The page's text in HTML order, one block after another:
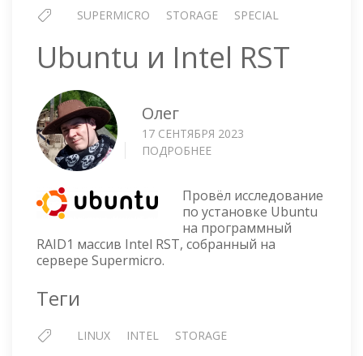
SUPERMICRO STORAGE SPECIAL
Ubuntu и Intel RST
Олег
17 СЕНТЯБРЯ 2023
ПОДРОБНЕЕ
INTEL
RST
Провёл исследование
по установке Ubuntu
на программный
RAID1 массив Intel RST, собранный на
сервере Supermicro.
Теги
LINUX INTEL STORAGE